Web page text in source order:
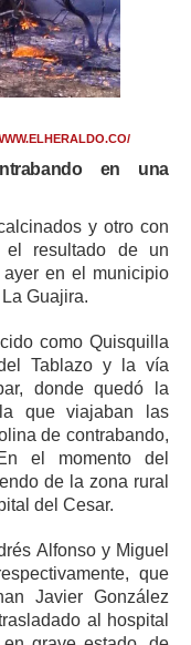
pro
gra
ma
en una
y otro con
el resultado de un
en el municipio
Guajira.
como Quisquilla
Tablazo y la vía
donde quedó la
que viajaban las
de contrabando,
el momento del
de la zona rural
del Cesar.
Alfonso y Miguel
que
Javier González
al hospital